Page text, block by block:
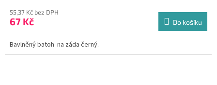
produktu
je
z
55,37 Kč bez DPH
67 Kč Do košíku
Bavlněný batoh na záda černý.